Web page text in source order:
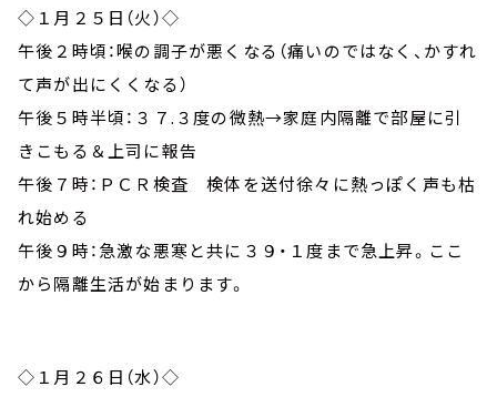
◇１月２５日（火）◇
午後２時頃：喉の調子が悪くなる（痛いのではなく、かすれ
て声が出にくくなる）
午後５時半頃：３７.３度の微熱→家庭内隔離で部屋に引
きこもる＆上司に報告
午後７時：ＰＣＲ検査 検体を送付徐々に熱っぽく声も枯
れ始める
午後９時：急激な悪寒と共に３９・１度まで急上昇。ここ
から隔離生活が始まります。
◇１月２６日（水）◇